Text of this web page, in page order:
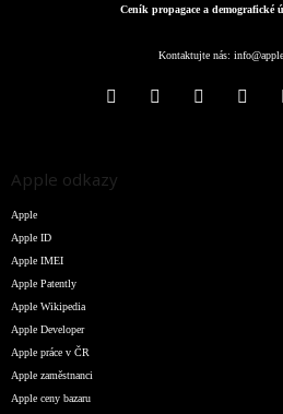
Ceník propagace a demografické
Kontaktujte nás:
Apple odkazy
Apple
Apple ID
Apple IMEI
Apple Patently
Apple Wikipedia
Apple Developer
Apple práce v ČR
Apple zaměstnanci
Apple ceny bazaru